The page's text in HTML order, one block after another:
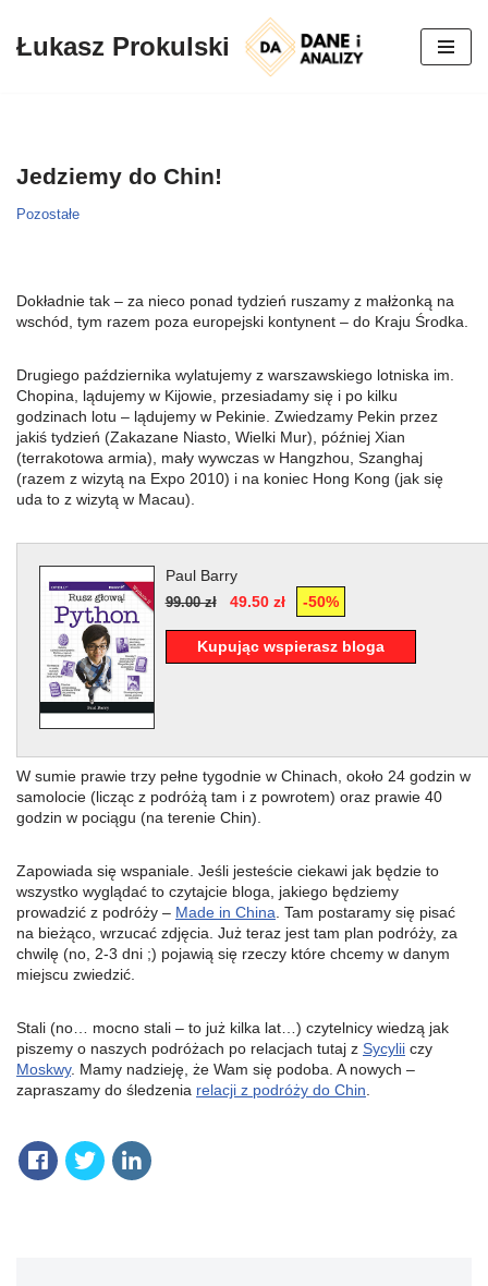
Przejdź
Łukasz Prokulski
Jedziemy do Chin!
Pozostałe
Dokładnie tak – za nieco ponad tydzień ruszamy z małżonką na
wschód, tym razem poza europejski kontynent – do Kraju Środka.
Drugiego października wylatujemy z warszawskiego lotniska im.
Chopina, lądujemy w Kijowie, przesiadamy się i po kilku
godzinach lotu – lądujemy w Pekinie. Zwiedzamy Pekin przez
jakiś tydzień (Zakazane Niasto, Wielki Mur), później Xian
(terrakotowa armia), mały wywczas w Hangzhou, Szanghaj
(razem z wizytą na Expo 2010) i na koniec Hong Kong (jak się
uda to z wizytą w Macau).
Paul Barry
99.00 zł 49.50 zł -50%
Kupując wspierasz bloga
W sumie prawie trzy pełne tygodnie w Chinach, około 24 godzin w
samolocie (licząc z podróżą tam i z powrotem) oraz prawie 40
godzin w pociągu (na terenie Chin).
Zapowiada się wspaniale. Jeśli jesteście ciekawi jak będzie to
wszystko wyglądać to czytajcie bloga, jakiego będziemy
prowadzić z podróży – Made in China . Tam postaramy się pisać
na bieżąco, wrzucać zdjęcia. Już teraz jest tam plan podróży, za
chwilę (no, 2-3 dni ;) pojawią się rzeczy które chcemy w danym
miejscu zwiedzić.
Stali (no… mocno stali – to już kilka lat…) czytelnicy wiedzą jak
piszemy o naszych podróżach po relacjach tutaj z Sycylii czy
Moskwy. Mamy nadzieję, że Wam się podoba. A nowych –
zapraszamy do śledzenia relacji z podróży do Chin